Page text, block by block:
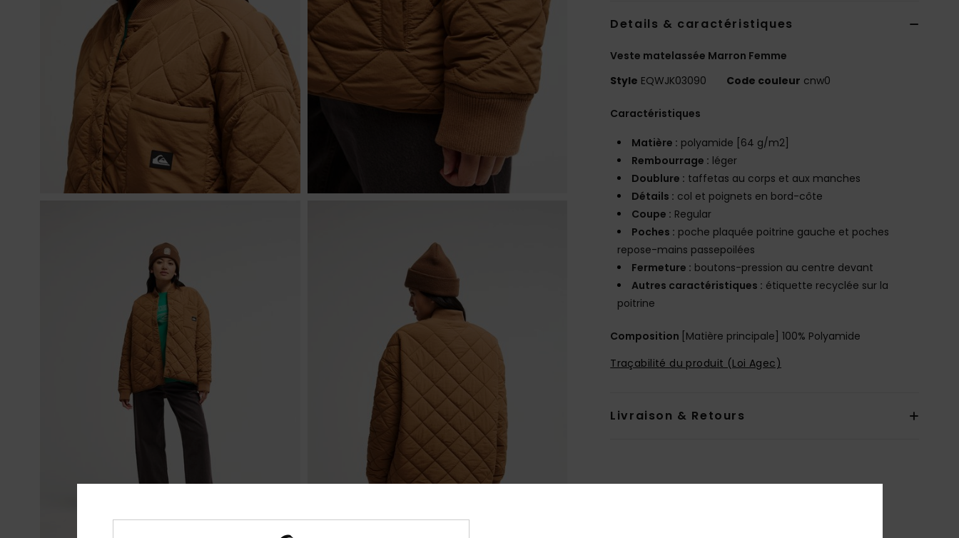
Details & caractéristiques
Veste matelassée Marron Femme
Style EQWJK03090 Code couleur cnw0
Caractéristiques
Matière : polyamide [64 g/m2]
Rembourrage : léger
Doublure : taffetas au corps et aux manches
Détails : col et poignets en bord-côte
Coupe : Regular
Poches : poche plaquée poitrine gauche et poches
repose-mains passepoilées
Fermeture : boutons-pression au centre devant
Autres caractéristiques : étiquette recyclée sur la
poitrine
Composition [Matière principale] 100% Polyamide
Traçabilité du produit (Loi Agec)
Livraison & Retours